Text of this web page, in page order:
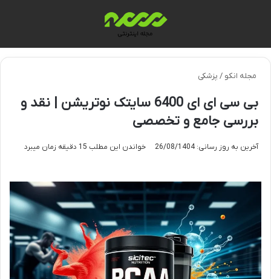
مجله انکو / پزشکی
بی سی ای ای 6400 سایتک نوتریشن | نقد و
بررسی جامع و تخصصی
آخرین به روز رسانی: 26/08/1404 خواندن این مطلب 15 دقیقه زمان میبرد